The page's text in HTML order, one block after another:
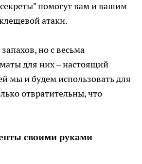
помогут вам и вашим
атаки.
но с весьма
для них – настоящий
мы и будем использовать для
отвратительны, что
своими руками